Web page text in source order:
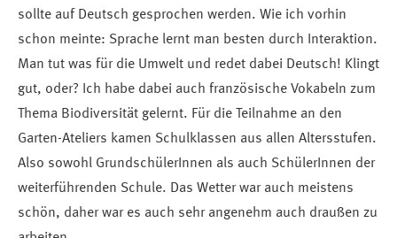
sollte auf Deutsch gesprochen werden. Wie ich vorhin
schon meinte: Sprache lernt man besten durch Interaktion.
Man tut was für die Umwelt und redet dabei Deutsch! Klingt
gut, oder? Ich habe dabei auch französische Vokabeln zum
Thema Biodiversität gelernt. Für die Teilnahme an den
Garten-Ateliers kamen Schulklassen aus allen Altersstufen.
Also sowohl GrundschülerInnen als auch SchülerInnen der
weiterführenden Schule. Das Wetter war auch meistens
schön, daher war es auch sehr angenehm auch draußen zu